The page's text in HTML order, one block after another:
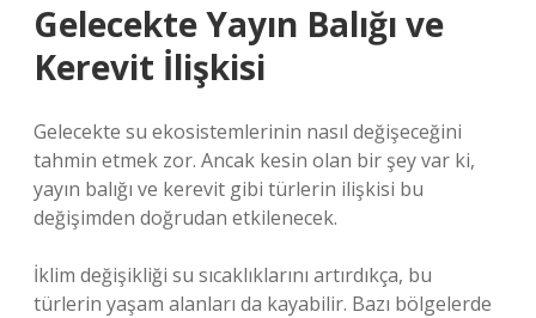
Gelecekte Yayın Balığı ve
Kerevit İlişkisi
Gelecekte su ekosistemlerinin nasıl değişeceğini
tahmin etmek zor. Ancak kesin olan bir şey var ki,
yayın balığı ve kerevit gibi türlerin ilişkisi bu
değişimden doğrudan etkilenecek.
İklim değişikliği su sıcaklıklarını artırdıkça, bu
türlerin yaşam alanları da kayabilir. Bazı bölgelerde